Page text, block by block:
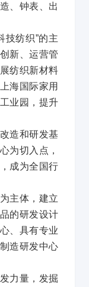
、钟表、出
技纺织”的主
新、运营管
纺织新材料
海国际家用
业园，提升
造和研发基
为切入点，
成为全国行
主体，建立
的研发设计
、具有专业
造研发中心
力量，发掘